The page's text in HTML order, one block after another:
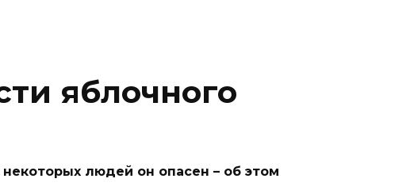
яблочного
людей он опасен – об этом